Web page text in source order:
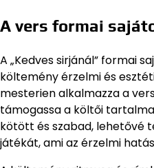
A vers formai
A „Kedves sirjánál” formai
költemény érzelmi és
mesterien alkalmazza a
támogassa a költői
kötött és szabad, lehetővé
játékát, ami az érzelmi